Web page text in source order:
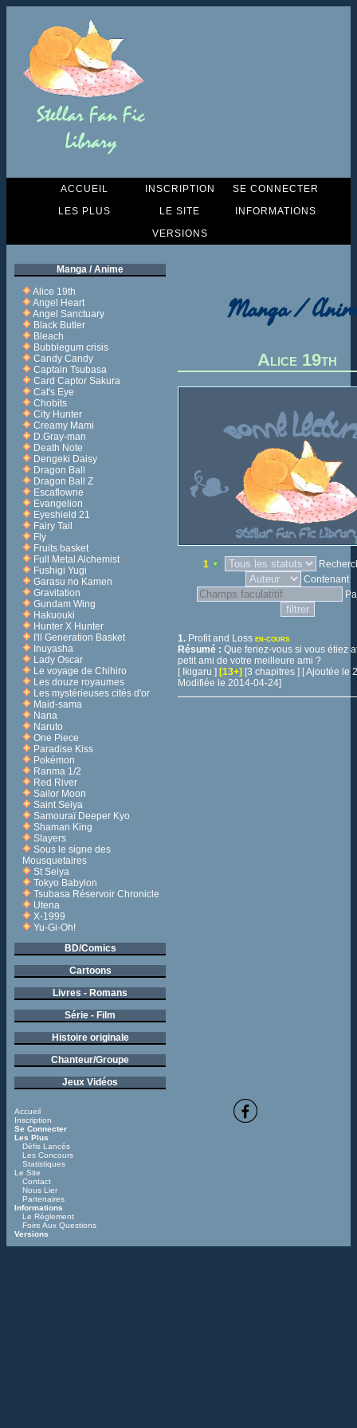
ACCUEIL INSCRIPTION
SE CONNECTER
LES PLUS
LE SITE
INFORMATIONS
VERSIONS
Manga / Anime
Alice 19th
Angel Heart
Angel Sanctuary
Black Butler
Bleach
Bubblegum crisis
Candy Candy
Captain Tsubasa
Card Captor Sakura
Cat's Eye
Chobits
City Hunter
Creamy Mami
D.Gray-man
Death Note
Dengeki Daisy
Dragon Ball
Dragon Ball Z
Escaflowne
Evangelion
Eyeshield 21
Fairy Tail
Fly
Fruits basket
Full Metal Alchemist
Fushigi Yugi
Garasu no Kamen
Gravitation
Gundam Wing
Hakuouki
Hunter X Hunter
I'll Generation Basket
Inuyasha
Lady Oscar
Le voyage de Chihiro
Les douze royaumes
Les mystérieuses cités d'or
Maid-sama
Nana
Naruto
One Piece
Paradise Kiss
Pokémon
Ranma 1/2
Red River
Sailor Moon
Saint Seiya
Samouraï Deeper Kyo
Shaman King
Slayers
Sous le signe des
Mousquetaires
St Seiya
Tokyo Babylon
Tsubasa Réservoir Chronicle
Utena
X-1999
Yu-Gi-Oh!
BD/Comics
Cartoons
Livres - Romans
Série - Film
Histoire originale
Chanteur/Groupe
Jeux Vidéos
Manga /
Alice 19th
1
Contenant
1. Profit and Loss EN-COURS
Résumé : Que feriez-vous si vous étiez
petit ami de votre meilleure ami ?
[ Ikigaru ] [13+] [3 chapitres ] [ Ajoutée le
Modifiée le 2014-04-24]
Accueil
Inscription
Se Connecter
Les Plus
Défis Lancés
Les Concours
Statistiques
Le Site
Contact
Nous Lier
Partenaires
Informations
Le Réglement
Foire Aux Questions
Versions